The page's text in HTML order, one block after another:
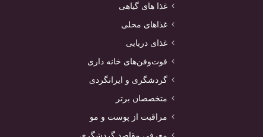
غذا های گیاهی
غذاهای محلی
غذای دریایی
فوت‌وفن‌های خانه داری
گردشگری و ایرانگردی
متخصصان برتر
مراقبت از پوست و مو